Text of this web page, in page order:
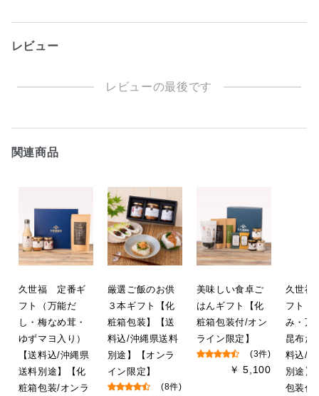
レビュー
レビューの最後です
関連商品
久世福 定番ギ
フト（万能だ
し・梅なめ茸・
ゆずマヨ入り）
【送料込/沖縄県
送料別途】【化
粧箱包装/オンラ
厳選ご飯のお供
３本ギフト【化
粧箱包装】【送
料込/沖縄県送料
別途】【オンラ
イン限定】
(8件)
美味しい食卓ご
はんギフト【化
粧箱包装付/オン
ライン限定】
(3件)
￥ 5,100
久世福
フト【
み・万
昆布だ
料込/
別途】
包装付